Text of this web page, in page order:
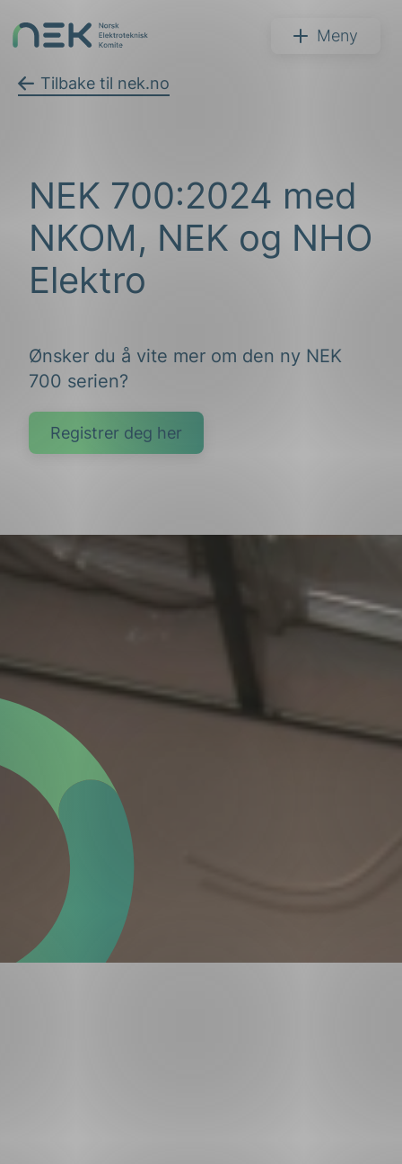
NEK Meny
Søk
Tilbake til nek.no
NEK 700:2024 med
NKOM, NEK og NHO
Elektro
Ønsker du å vite mer om den ny NEK
700 serien?
Registrer deg her